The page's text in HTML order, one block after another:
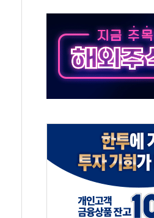
완화 전환점"
급 확대·속도전 총력"
"